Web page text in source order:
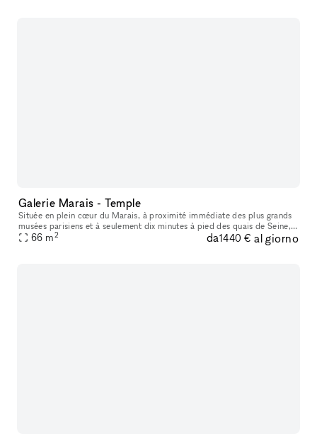
Galerie Marais - Temple
Située en plein cœur du Marais, à proximité immédiate des plus grands
musées parisiens et à seulement dix minutes à pied des quais de Seine,
cette galerie bénéficie d’un emplacement premium dans l’un
66 m2 da1440 € al giorno